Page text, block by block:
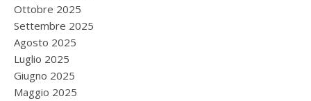
Ottobre 2025
Settembre 2025
Agosto 2025
Luglio 2025
Giugno 2025
Maggio 2025